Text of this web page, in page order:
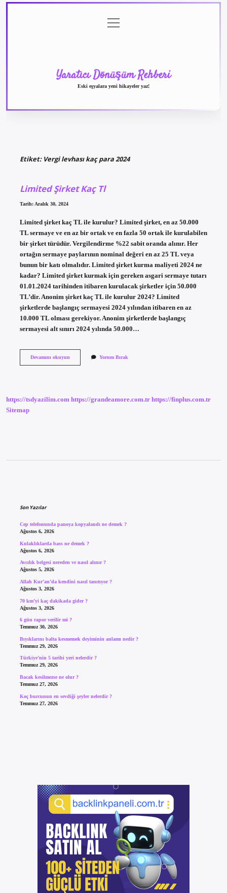
menüyü
aç
Yaratıcı Dönüşüm Rehberi
Eski eşyalara yeni hikayeler yaz!
Etiket: Vergi levhası kaç para 2024
Limited Şirket Kaç Tl
Tarih: Aralık 30, 2024
Limited şirket kaç TL ile kurulur? Limited şirket, en az 50.000
TL sermaye ve en az bir ortak ve en fazla 50 ortak ile kurulabilen
bir şirket türüdür. Vergilendirme %22 sabit oranda alınır. Her
ortağın sermaye paylarının nominal değeri en az 25 TL veya
bunun bir katı olmalıdır. Limited şirket kurma maliyeti 2024 ne
kadar? Limited şirket kurmak için gereken asgari sermaye tutarı
01.01.2024 tarihinden itibaren kurulacak şirketler için 50.000
TL’dir. Anonim şirket kaç TL ile kurulur 2024? Limited
şirketlerde başlangıç ​​sermayesi 2024 yılından itibaren en az
10.000 TL olması gerekiyor. Anonim şirketlerde başlangıç ​​
sermayesi alt sınırı 2024 yılında 50.000…
Devamını okuyunLimited
Yorum Bırak
https://tsdyazilim.com https://grandeamore.com.tr https://finplus.com.tr
Sitemap
Son Yazılar
Cep telefonunda panoya kopyalandı ne demek ?
Ağustos 6, 2026
Kulaklıklarda bass ne demek ?
Ağustos 6, 2026
Avcılık belgesi nereden ve nasıl alınır ?
Ağustos 5, 2026
Allah Kur’an’da kendini nasıl tanıtıyor ?
Ağustos 3, 2026
70 km’yi kaç dakikada gider ?
Ağustos 3, 2026
6 gün rapor verilir mi ?
Temmuz 30, 2026
Bıyıklarını balta kesmemek deyiminin anlamı nedir ?
Temmuz 29, 2026
Türkiye’nin 5 tarihi yeri nelerdir ?
Temmuz 29, 2026
Bacak kesilmezse ne olur ?
Temmuz 27, 2026
Koç burcunun en sevdiği şeyler nelerdir ?
Temmuz 27, 2026